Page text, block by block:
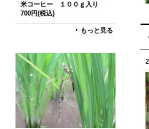
米コーヒー １００ｇ入り
700円(税込)
もっと見る